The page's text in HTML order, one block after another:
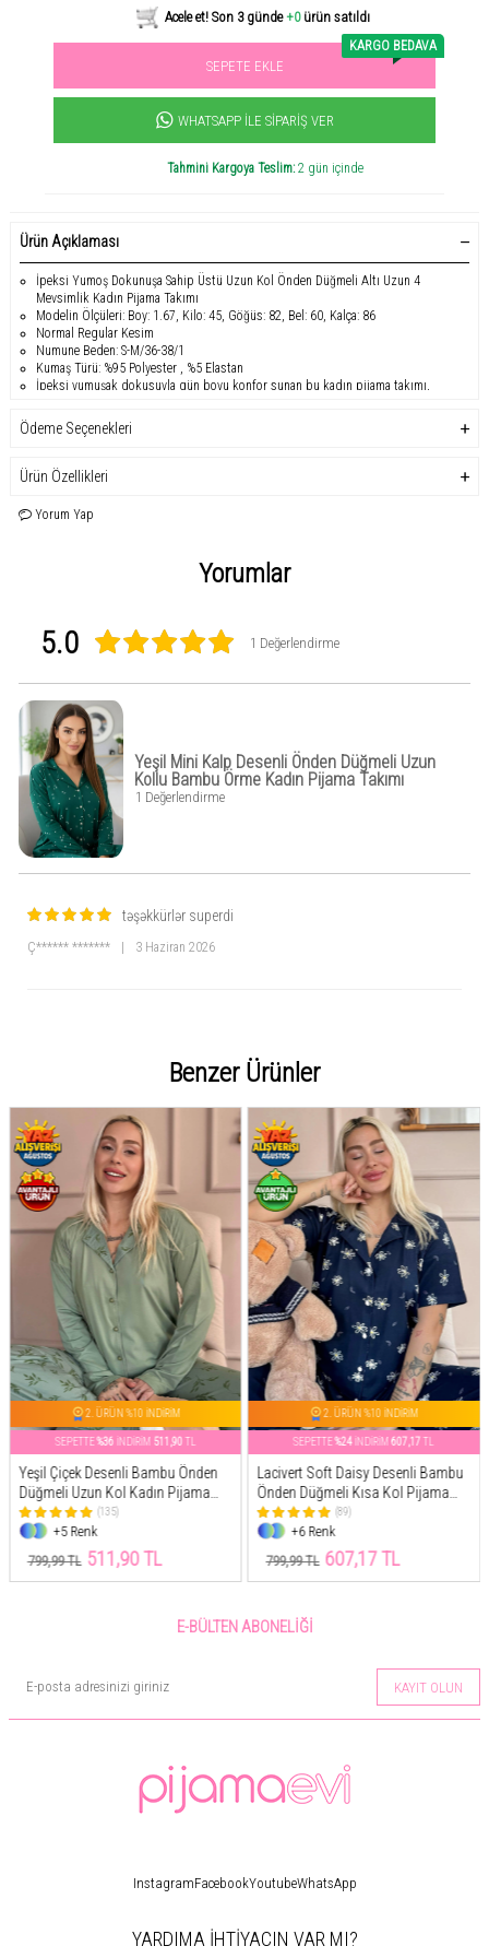
Sevilen ürün! 11.3B kişi favoriledi!
SEPETE EKLE
KARGO BEDAVA
WHATSAPP İLE SIPARIŞ VER
Tahmini Kargoya Teslim:2 gün içinde
Ürün Açıklaması
İpeksi Yumoş Dokunuşa Sahip Üstü Uzun Kol Önden Düğmeli Altı Uzun 4
Mevsimlik Kadın Pijama Takımı
Modelin Ölçüleri: Boy: 1.67, Kilo: 45, Göğüs: 82, Bel: 60, Kalça: 86
Normal Regular Kesim
Numune Beden: S-M/36-38/1
Kumaş Türü: %95 Polyester , %5 Elastan
İpeksi yumuşak dokusuyla gün boyu konfor sunan bu kadın pijama takımı,
4 mevsim kullanıma uygun yapısı sayesinde ev giyiminde ideal bir tercihtir.
Regular kesimi vücudu sıkmaz, esnek kumaşı hareket özgürlüğü sunar.
Önden düğmeli rahat tasarım
İpeksi yumuşak dokunuş
Ödeme Seçenekleri
Ürün Özellikleri
Yorum Yap
Yorumlar
5.0 1 Değerlendirme
Yeşil Mini Kalp Desenli Önden Düğmeli Uzun
Kollu Bambu Örme Kadın Pijama Takımı
1 Değerlendirme
təşəkkürlər superdi
Ç****** ******* 3 Haziran 2026
Benzer Ürünler
2. ÜRÜN %10 İNDİRİM
SEPETTE%36 İNDİRİM 511,90TL
Yeşil Çiçek Desenli Bambu Önden
Düğmeli Uzun Kol Kadın Pijama
Takımı
(135)
+5 Renk
799,99 TL 511,90 TL
2. ÜRÜN %10 İNDİRİM
SEPETTE%24İNDİRİM607,17TL
Lacivert Soft Daisy Desenli Bambu
Önden Düğmeli Kısa Kol Pijama
Takımı
(89)
+6 Renk
799,99 TL 607,17 TL
E-BÜLTEN ABONELIĞI
KAYIT OLUN
InstagramFacebookYoutubeWhatsApp
YARDIMA İHTİYACIN VAR MI?